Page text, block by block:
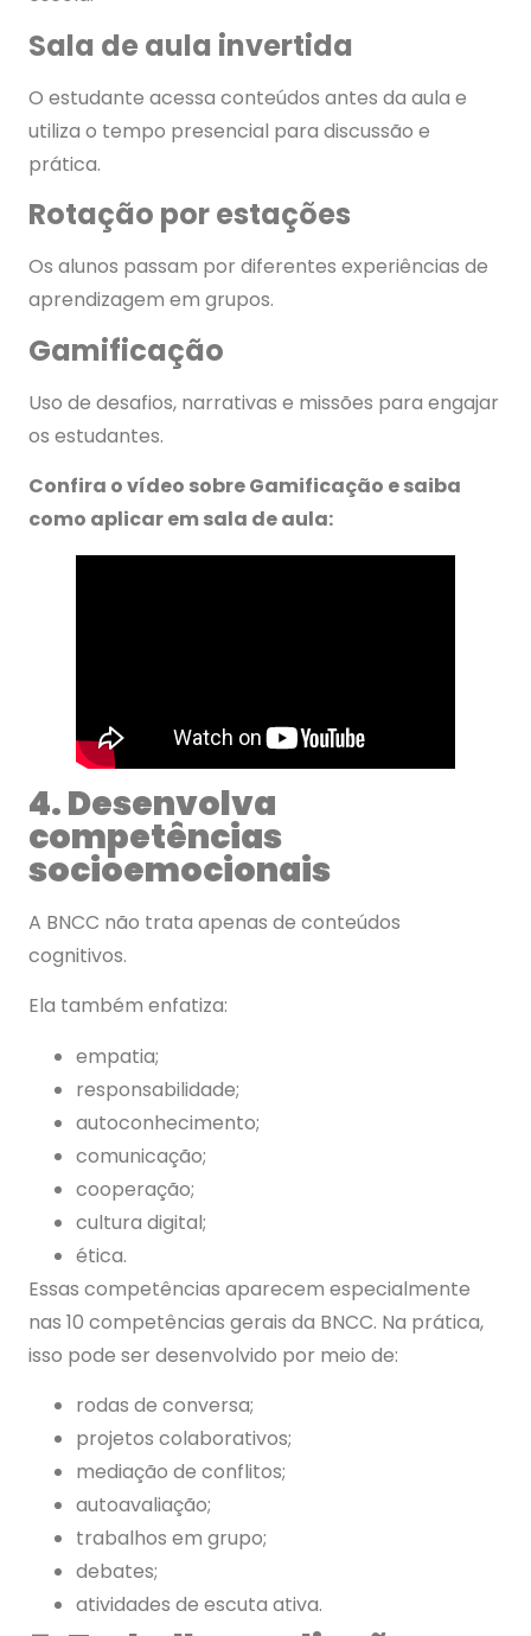
Sala de aula invertida
O estudante acessa conteúdos antes da aula e
utiliza o tempo presencial para discussão e
prática.
Rotação por estações
Os alunos passam por diferentes experiências de
aprendizagem em grupos.
Gamificação
Uso de desafios, narrativas e missões para engajar
os estudantes.
Confira o vídeo sobre Gamificação e saiba
como aplicar em sala de aula:
4. Desenvolva
competências
socioemocionais
A BNCC não trata apenas de conteúdos
cognitivos.
Ela também enfatiza:
empatia;
responsabilidade;
autoconhecimento;
comunicação;
cooperação;
cultura digital;
ética.
Essas competências aparecem especialmente
nas 10 competências gerais da BNCC. Na prática,
isso pode ser desenvolvido por meio de:
rodas de conversa;
projetos colaborativos;
mediação de conflitos;
autoavaliação;
trabalhos em grupo;
debates;
atividades de escuta ativa.